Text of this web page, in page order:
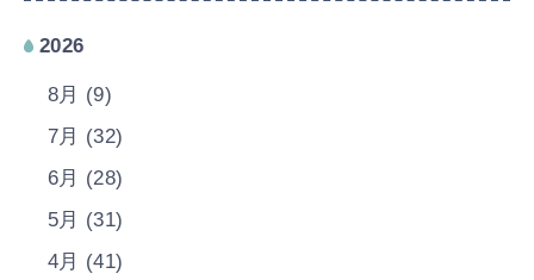
2026
8月 (9)
7月 (32)
6月 (28)
5月 (31)
4月 (41)